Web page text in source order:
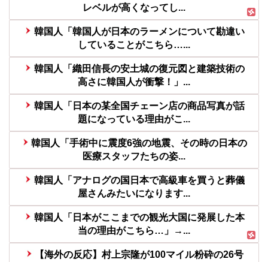
レベルが高くなってし...
韓国人「韓国人が日本のラーメンについて勘違い
していることがこちら…...
韓国人「織田信長の安土城の復元図と建築技術の
高さに韓国人が衝撃！」...
韓国人「日本の某全国チェーン店の商品写真が話
題になっている理由がこ...
韓国人「手術中に震度6強の地震、その時の日本の
医療スタッフたちの姿...
韓国人「アナログの国日本で高級車を買うと葬儀
屋さんみたいになります...
韓国人「日本がここまでの観光大国に発展した本
当の理由がこちら…」→...
【海外の反応】村上宗隆が100マイル粉砕の26号